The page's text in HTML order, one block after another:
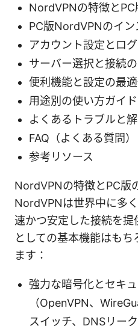
NordVPNの特徴とPC
PC版NordVPNのイン
アカウント設定とロ
サーバー選択と接続
便利機能と設定の最
用途別の使い方ガイド
よくあるトラブルと
FAQ（よくある質問）
参考リソース
NordVPNの特徴とPC版
NordVPNは世界中に多
速かつ安定した接続を提
としての基本機能はも
ます：
強力な暗号化とセキ
（OpenVPN、
スイッチ、DNSリーク